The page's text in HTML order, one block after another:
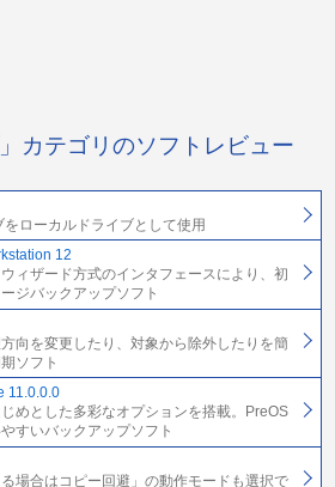
カテゴリのソフトレビュー
ローカルドライブとして使用
12
ィザード方式のインタフェースにより、初
ジバックアップソフト
向を変更したり、対象から除外したりを簡
ソフト
11.0.0.0
めとした多彩なオプションを搭載。PreOS
すいバックアップソフト
場合はコピー回避」の動作モードも選択で